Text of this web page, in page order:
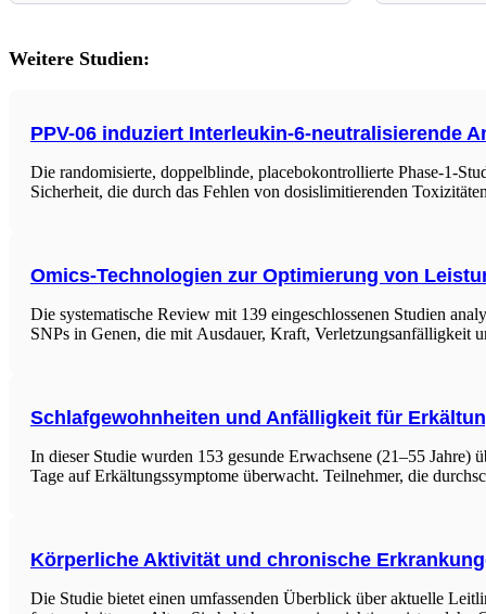
Weitere Studien:
PPV-06 induziert Interleukin-6-neutralisierende
Die randomisierte, doppelblinde, placebokontrollierte Phase-1-
Sicherheit, die durch das Fehlen von dosislimitierenden
Omics-Technologien zur Optimierung von
Die systematische Review mit 139 eingeschlossenen Studien
SNPs in Genen, die mit Ausdauer, Kraft,
Schlafgewohnheiten und Anfälligkeit für
In dieser Studie wurden 153 gesunde Erwachsene (21–55
Tage auf Erkältungssymptome überwacht. Teilnehmer, die
Körperliche Aktivität und chronische
Die Studie bietet einen umfassenden Überblick über aktuelle